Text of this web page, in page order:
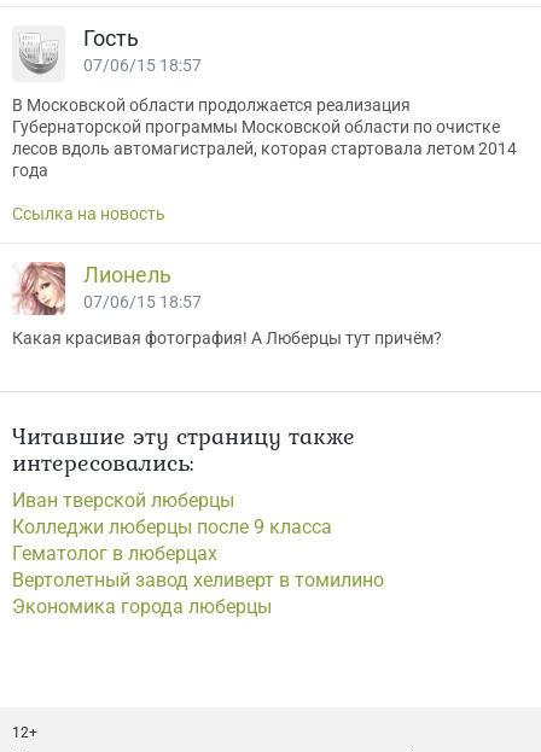
Гость
07/06/15 18:57
В Московской области продолжается реализация
Губернаторской программы Московской области по очистке
лесов вдоль автомагистралей, которая стартовала летом 2014
года
Ссылка на новость
Лионель
07/06/15 18:57
Какая красивая фотография! А Люберцы тут причём?
Читавшие эту страницу также
интересовались:
Иван тверской люберцы
Колледжи люберцы после 9 класса
Гематолог в люберцах
Вертолетный завод хеливерт в томилино
Экономика города люберцы
12+